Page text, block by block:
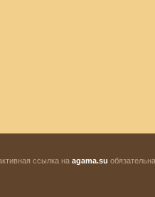
ссылка на agama.su